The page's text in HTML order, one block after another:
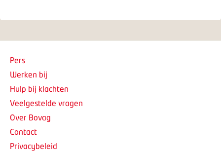
Pers
Werken bij
Hulp bij klachten
Veelgestelde vragen
Over Bovag
Contact
Privacybeleid